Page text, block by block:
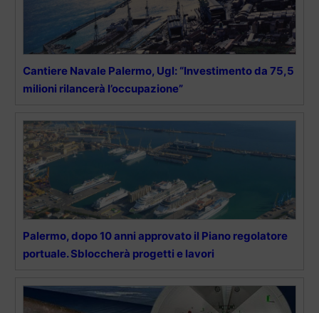
Cantiere Navale Palermo, Ugl: “Investimento da 75,5
milioni rilancerà l’occupazione”
Palermo, dopo 10 anni approvato il Piano regolatore
portuale. Sbloccherà progetti e lavori